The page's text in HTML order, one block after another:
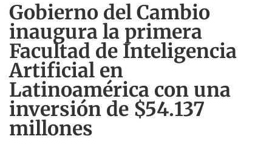
Gobierno del Cambio
inaugura la primera
Facultad de Inteligencia
Artificial en
Latinoamérica con una
inversión de $54.137
millones